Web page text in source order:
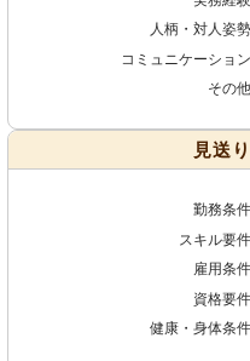
人柄・対人姿勢
コミュニケーション
その他
見送
勤務条件
スキル要件
雇用条件
資格要件
健康・身体条件